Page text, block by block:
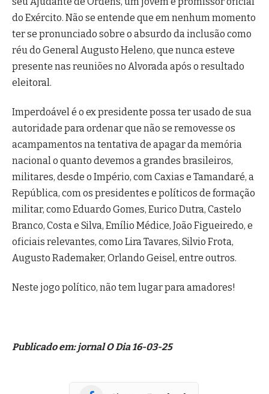
do Exército. Não se entende que em nenhum momento
ter se pronunciado sobre o absurdo da inclusão como
réu do General Augusto Heleno, que nunca esteve
presente nas reuniões no Alvorada após o resultado
eleitoral.
Imperdoável é o ex presidente possa ter usado de sua
autoridade para ordenar que não se removesse os
acampamentos na tentativa de apagar da memória
nacional o quanto devemos a grandes brasileiros,
militares, desde o Império, com Caxias e Tamandaré, a
República, com os presidentes e políticos de formação
militar, como Eduardo Gomes, Eurico Dutra, Castelo
Branco, Costa e Silva, Emílio Médice, João Figueiredo, e
oficiais relevantes, como Lira Tavares, Silvio Frota,
Augusto Rademaker, Orlando Geisel, entre outros.
Neste jogo político, não tem lugar para amadores!
Publicado em: jornal O Dia 16-03-25